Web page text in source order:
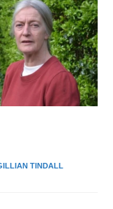
TINDALL